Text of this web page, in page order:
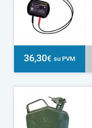
36,30€ su PVM